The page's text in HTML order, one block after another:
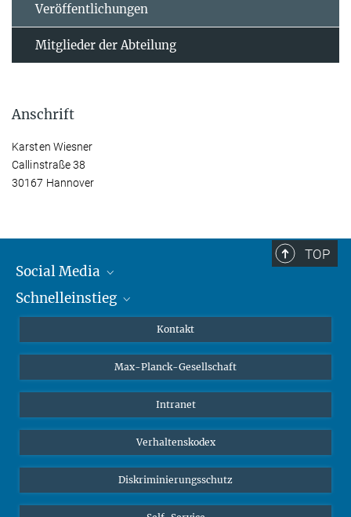
Veröffentlichungen
Mitglieder der Abteilung
Anschrift
Karsten Wiesner
Callinstraße 38
30167 Hannover
TOP
Social Media
Mastodon
Schnelleinstieg
Studierende
Schüler*innen
Öffentlichkeit
Alumnae | Alumni
Kontakt
Max-Planck-Gesellschaft
Intranet
Verhaltenskodex
Diskriminierungsschutz